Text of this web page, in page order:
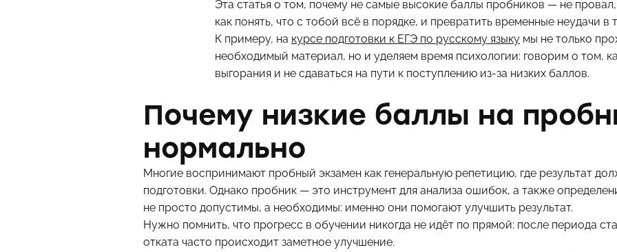
Эта статья о том, почему не самые высокие баллы пробников — не
как понять, что с тобой всё в порядке, и превратить временные неудачи в
К примеру, на курсе подготовки к ЕГЭ по русскому языку мы не только
необходимый материал, но и уделяем время психологии: говорим о том,
выгорания и не сдаваться на пути к поступлению из-за низких баллов.
Почему низкие баллы на
нормально
Многие воспринимают пробный экзамен как генеральную репетицию, где результат
подготовки. Однако пробник — это инструмент для анализа ошибок, а также
не просто допустимы, а необходимы: именно они помогают улучшить результат.
Нужно помнить, что прогресс в обучении никогда не идёт по прямой: после периода
отката часто происходит заметное улучшение.